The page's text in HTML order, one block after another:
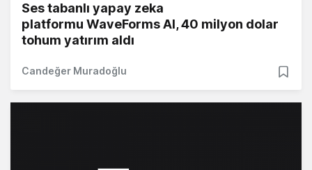
Ses tabanlı yapay zeka
platformu WaveForms AI, 40 milyon dolar
tohum yatırım aldı
Candeğer Muradoğlu